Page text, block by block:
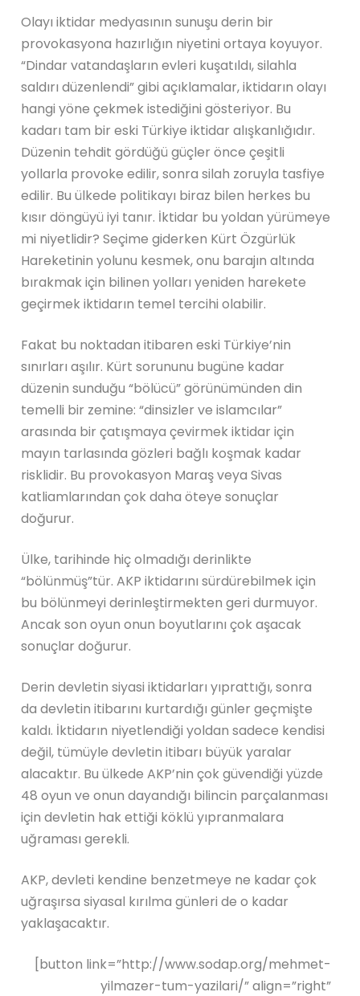
Olayı iktidar medyasının sunuşu derin bir
provokasyona hazırlığın niyetini ortaya koyuyor.
“Dindar vatandaşların evleri kuşatıldı, silahla
saldırı düzenlendi” gibi açıklamalar, iktidarın olayı
hangi yöne çekmek istediğini gösteriyor. Bu
kadarı tam bir eski Türkiye iktidar alışkanlığıdır.
Düzenin tehdit gördüğü güçler önce çeşitli
yollarla provoke edilir, sonra silah zoruyla tasfiye
edilir. Bu ülkede politikayı biraz bilen herkes bu
kısır döngüyü iyi tanır. İktidar bu yoldan yürümeye
mi niyetlidir? Seçime giderken Kürt Özgürlük
Hareketinin yolunu kesmek, onu barajın altında
bırakmak için bilinen yolları yeniden harekete
geçirmek iktidarın temel tercihi olabilir.
Fakat bu noktadan itibaren eski Türkiye’nin
sınırları aşılır. Kürt sorununu bugüne kadar
düzenin sunduğu “bölücü” görünümünden din
temelli bir zemine: “dinsizler ve islamcılar”
arasında bir çatışmaya çevirmek iktidar için
mayın tarlasında gözleri bağlı koşmak kadar
risklidir. Bu provokasyon Maraş veya Sivas
katliamlarından çok daha öteye sonuçlar
doğurur.
Ülke, tarihinde hiç olmadığı derinlikte
“bölünmüş”tür. AKP iktidarını sürdürebilmek için
bu bölünmeyi derinleştirmekten geri durmuyor.
Ancak son oyun onun boyutlarını çok aşacak
sonuçlar doğurur.
Derin devletin siyasi iktidarları yıprattığı, sonra
da devletin itibarını kurtardığı günler geçmişte
kaldı. İktidarın niyetlendiği yoldan sadece kendisi
değil, tümüyle devletin itibarı büyük yaralar
alacaktır. Bu ülkede AKP’nin çok güvendiği yüzde
48 oyun ve onun dayandığı bilincin parçalanması
için devletin hak ettiği köklü yıpranmalara
uğraması gerekli.
AKP, devleti kendine benzetmeye ne kadar çok
uğraşırsa siyasal kırılma günleri de o kadar
yaklaşacaktır.
[button link=”http://www.sodap.org/mehmet-
yilmazer-tum-yazilari/” align=”right”